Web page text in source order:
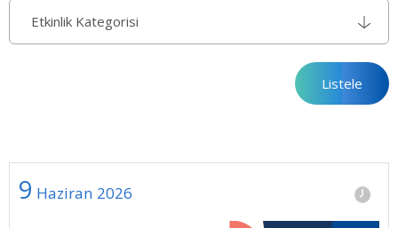
Etkinlik Kategorisi
9 Haziran 2026